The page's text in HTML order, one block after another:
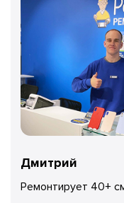
Дмитрий
Ремонтирует 40+